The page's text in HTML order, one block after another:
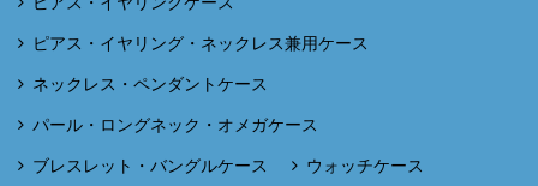
ピアス・イヤリング・ネックレス兼用ケース
ネックレス・ペンダントケース
パール・ロングネック・オメガケース
ブレスレット・バングルケース ウォッチケース